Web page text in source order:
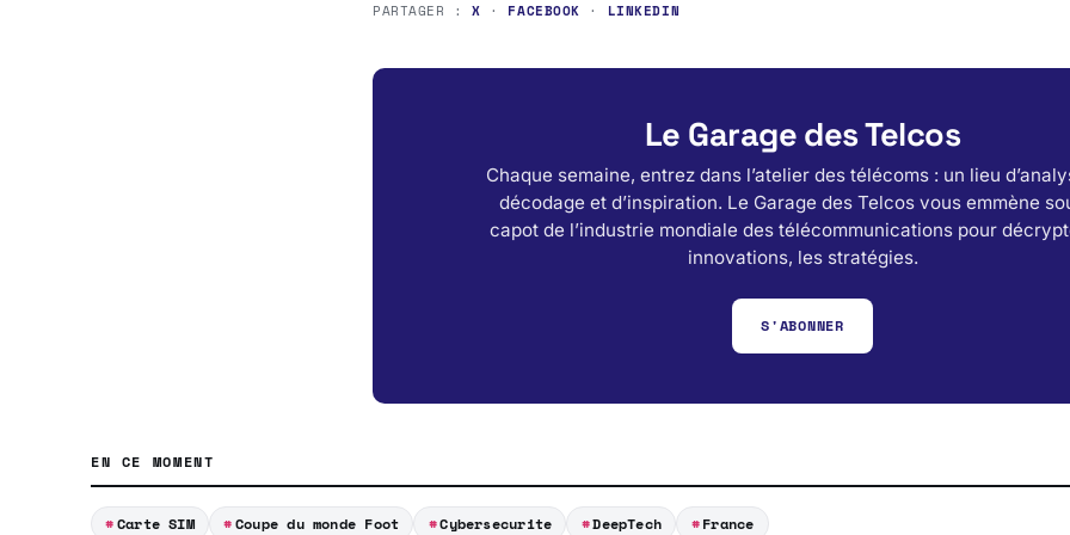
PARTAGER :X · FACEBOOK · LINKEDIN
Le Garage des Telcos
Chaque semaine, entrez dans l’atelier des télécoms : un lieu
décodage et d’inspiration. Le Garage des Telcos vous emmène
capot de l’industrie mondiale des télécommunications pour
innovations, les stratégies.
S'ABONNER
EN CE MOMENT
Carte SIM Coupe du monde Foot Cybersecurite DeepTech France